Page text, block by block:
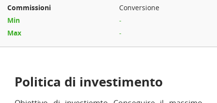
Conversione
-
-
Politica di investimento